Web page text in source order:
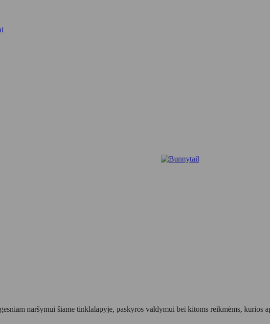
naršymui šiame tinklalapyje, paskyros valdymui bei kitoms reikmėms, kurios